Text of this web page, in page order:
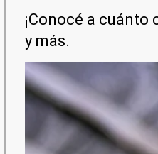
¡Conocé a
y más.